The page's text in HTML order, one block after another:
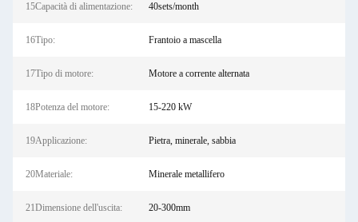
15Capacità di alimentazione: 40sets/month
16Tipo: Frantoio a mascella
17Tipo di motore: Motore a corrente alternata
18Potenza del motore: 15-220 kW
19Applicazione: Pietra, minerale, sabbia
20Materiale: Minerale metallifero
21Dimensione dell'uscita: 20-300mm